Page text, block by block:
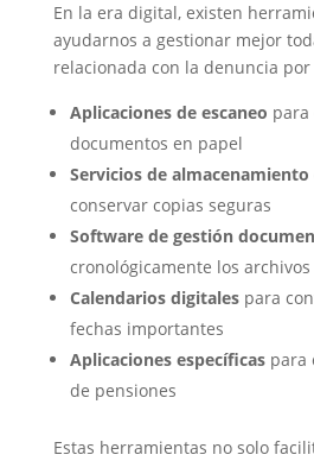
En la era digital, existen
ayudarnos a gestionar mejor
relacionada con la denuncia
Aplicaciones de escaneo
documentos en papel
Servicios de
conservar copias seguras
Software de gestión
cronológicamente los archivos
Calendarios digitalespara
fechas importantes
Aplicaciones específicaspara
de pensiones
Estas herramientas no solo